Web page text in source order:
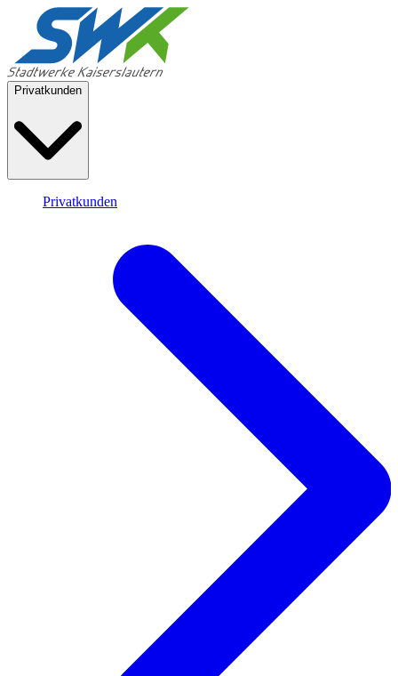
Privatkunden
Privatkunden